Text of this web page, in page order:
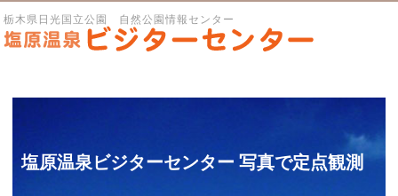
栃木県日光国立公園 自然公園情報センター
塩原温泉ビジターセンター 写真で定点観測